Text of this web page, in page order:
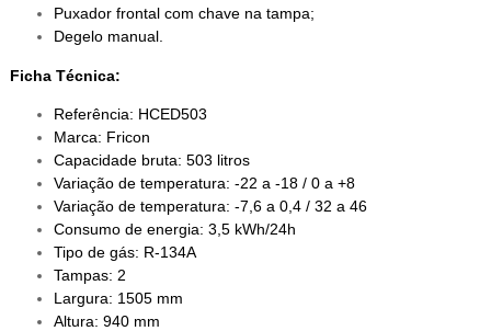
Puxador frontal com chave na tampa;
Degelo manual.
Ficha Técnica:
Referência: HCED503
Marca: Fricon
Capacidade bruta: 503 litros
Variação de temperatura: -22 a -18 / 0 a +8
Variação de temperatura: -7,6 a 0,4 / 32 a 46
Consumo de energia: 3,5 kWh/24h
Tipo de gás: R-134A
Tampas: 2
Largura: 1505 mm
Altura: 940 mm